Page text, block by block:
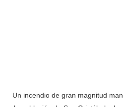
Un incendio de gran magnitud